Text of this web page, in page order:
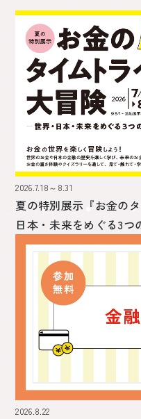
2026.7.18～8.31
夏の特別展示 『お金の
日本・未来をめぐる3つ
2026.8.22